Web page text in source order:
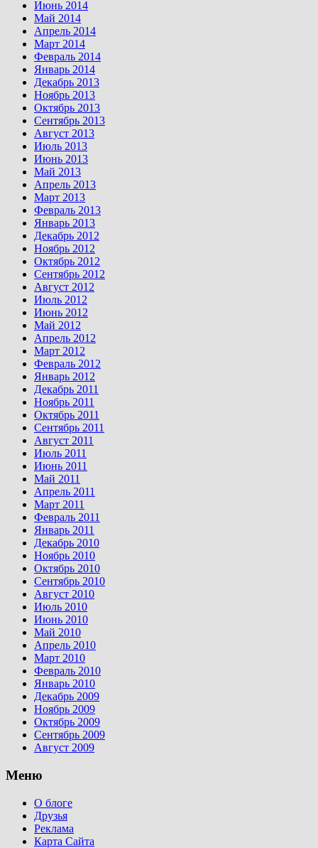
Июнь 2014
Май 2014
Апрель 2014
Март 2014
Февраль 2014
Январь 2014
Декабрь 2013
Ноябрь 2013
Октябрь 2013
Сентябрь 2013
Август 2013
Июль 2013
Июнь 2013
Май 2013
Апрель 2013
Март 2013
Февраль 2013
Январь 2013
Декабрь 2012
Ноябрь 2012
Октябрь 2012
Сентябрь 2012
Август 2012
Июль 2012
Июнь 2012
Май 2012
Апрель 2012
Март 2012
Февраль 2012
Январь 2012
Декабрь 2011
Ноябрь 2011
Октябрь 2011
Сентябрь 2011
Август 2011
Июль 2011
Июнь 2011
Май 2011
Апрель 2011
Март 2011
Февраль 2011
Январь 2011
Декабрь 2010
Ноябрь 2010
Октябрь 2010
Сентябрь 2010
Август 2010
Июль 2010
Июнь 2010
Май 2010
Апрель 2010
Март 2010
Февраль 2010
Январь 2010
Декабрь 2009
Ноябрь 2009
Октябрь 2009
Сентябрь 2009
Август 2009
Меню
О блоге
Друзья
Реклама
Карта Сайта